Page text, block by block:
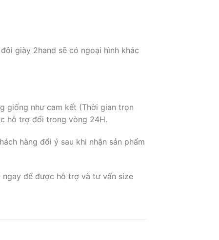
giày 2hand sẽ có ngoại hình khác
giống như cam kết (Thời gian trọn
hỗ trợ đổi trong vòng 24H.
hàng đổi ý sau khi nhận sản phẩm
ngay để được hỗ trợ và tư vấn size